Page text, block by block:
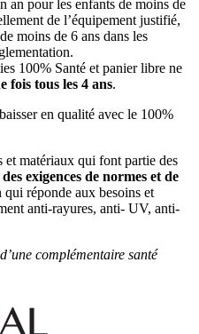
an pour les enfants de moins de
de l’équipement justifié,
moins de 6 ans dans les
100% Santé et panier libre ne
fois tous les 4 ans.
en qualité avec le 100%
et matériaux qui font partie des
des exigences de normes et de
qui réponde aux besoins et
anti-rayures, anti- UV, anti-
complémentaire santé